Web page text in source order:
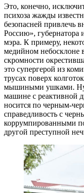
Это, конечно,
психоза жажды
безопасней привлечь
Россию», губернатора
мэра. К примеру,
медийном небосклоне
скромности
это супергерой из
трусах поверх
мышиными ушками. Ну,
машине с реактивной
носится по черным-
справедливость с
коррумпированными
другой преступной